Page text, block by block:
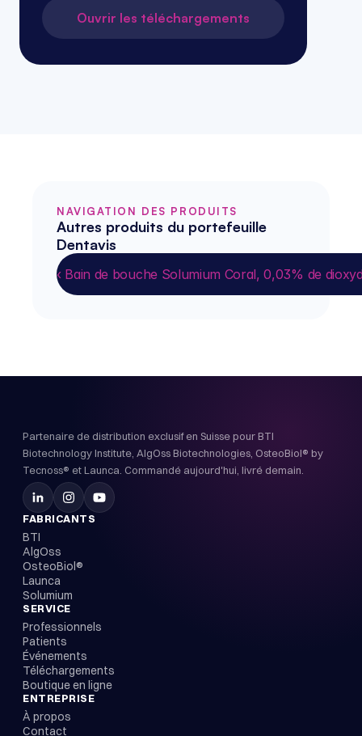
Ouvrir les téléchargements
NAVIGATION DES PRODUITS
Autres produits du portefeuille
Dentavis
‹ Bain de bouche Solumium Coral, 0,03% de
Partenaire de distribution exclusif en Suisse pour BTI
Biotechnology Institute, AlgOss Biotechnologies, OsteoBiol® by
Tecnoss® et Launca. Commandé aujourd'hui, livré demain.
FABRICANTS
BTI
AlgOss
OsteoBiol®
Launca
Solumium
SERVICE
Professionnels
Patients
Événements
Téléchargements
Boutique en ligne
ENTREPRISE
À propos
Contact